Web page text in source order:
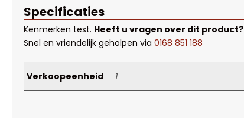
Specificaties
Kenmerken test. Heeft u vragen over dit product?
Snel en vriendelijk geholpen via 0168 851 188
Verkoopeenheid 1